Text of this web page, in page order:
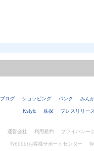
ブログ ショッピング バンク みん
Kstyle
株探 プレスリリース
運営会社 利用規約
プライバシー
livedoorお客様サポートセンター